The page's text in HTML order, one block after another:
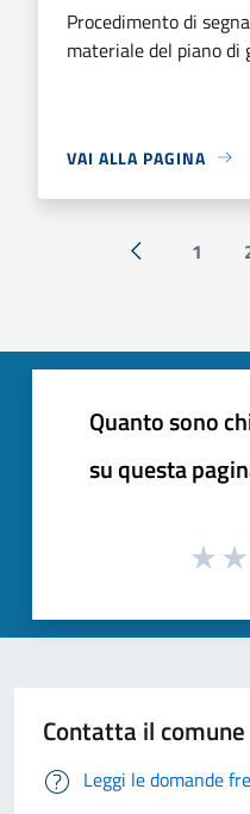
Procedimento di
materiale del piano
VAI ALLA PAGINA
« Precedente
1
Quanto sono
su questa
Contatta il comune
Leggi le domande